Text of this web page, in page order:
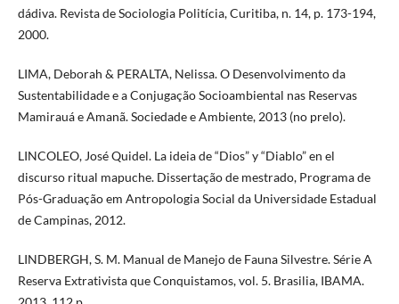
dádiva. Revista de Sociologia Politícia, Curitiba, n. 14, p. 173-194,
2000.
LIMA, Deborah & PERALTA, Nelissa. O Desenvolvimento da
Sustentabilidade e a Conjugação Socioambiental nas Reservas
Mamirauá e Amanã. Sociedade e Ambiente, 2013 (no prelo).
LINCOLEO, José Quidel. La ideia de “Dios” y “Diablo” en el
discurso ritual mapuche. Dissertação de mestrado, Programa de
Pós-Graduação em Antropologia Social da Universidade Estadual
de Campinas, 2012.
LINDBERGH, S. M. Manual de Manejo de Fauna Silvestre. Série A
Reserva Extrativista que Conquistamos, vol. 5. Brasilia, IBAMA.